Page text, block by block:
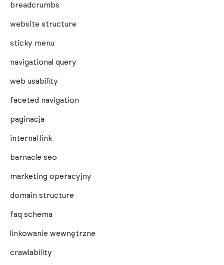
breadcrumbs
website structure
sticky menu
navigational query
web usability
faceted navigation
paginacja
internal link
barnacle seo
marketing operacyjny
domain structure
faq schema
linkowanie wewnętrzne
crawlability